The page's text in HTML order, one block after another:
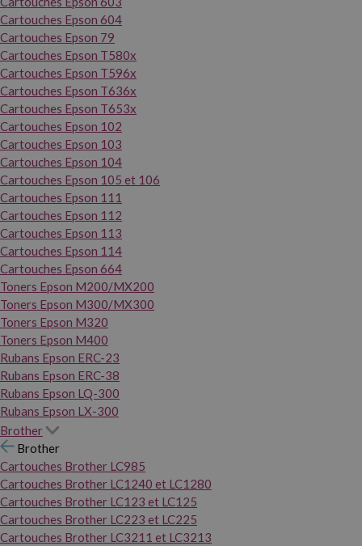
Cartouches Epson 604
Cartouches Epson 79
Cartouches Epson T580x
Cartouches Epson T596x
Cartouches Epson T636x
Cartouches Epson T653x
Cartouches Epson 102
Cartouches Epson 103
Cartouches Epson 104
Cartouches Epson 105 et 106
Cartouches Epson 111
Cartouches Epson 112
Cartouches Epson 113
Cartouches Epson 114
Cartouches Epson 664
Toners Epson M200/MX200
Toners Epson M300/MX300
Toners Epson M320
Toners Epson M400
Rubans Epson ERC-23
Rubans Epson ERC-38
Rubans Epson LQ-300
Rubans Epson LX-300
Brother
Brother
Cartouches Brother LC985
Cartouches Brother LC1240 et LC1280
Cartouches Brother LC123 et LC125
Cartouches Brother LC223 et LC225
Cartouches Brother LC3211 et LC3213